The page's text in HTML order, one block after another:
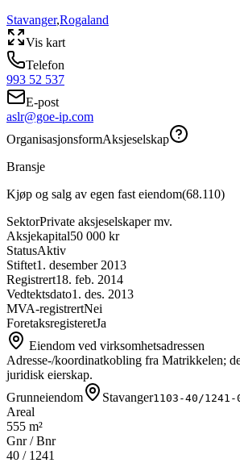
Stavanger,Rogaland
Vis kart
Telefon
993 52 537
E-post
aslr@goe-ip.com
OrganisasjonsformAksjeselskap
Bransje
Kjøp og salg av egen fast eiendom(68.110)
SektorPrivate aksjeselskaper mv.
Aksjekapital50 000 kr
StatusAktiv
Stiftet1. desember 2013
Registrert18. feb. 2014
Vedtektsdato1. des. 2013
MVA-registrertNei
ForetaksregisteretJa
Eiendom ved virksomhetsadressen
Adresse-/koordinatkobling fra Matrikkelen;
juridisk eierskap.
Grunneiendom
Stavanger1103-40/1241-
Areal
555 m²
Gnr / Bnr
40 / 1241